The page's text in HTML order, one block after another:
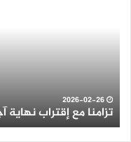
السنوي
2026-02-26
تزامنا مع إقتراب نهاية